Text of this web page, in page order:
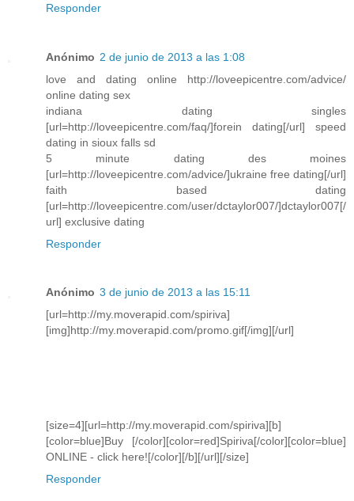
Responder
Anónimo 2 de junio de 2013 a las 1:08
love and dating online http://loveepicentre.com/advice/
online dating sex
indiana dating singles
[url=http://loveepicentre.com/faq/]forein dating[/url] speed
dating in sioux falls sd
5 minute dating des moines
[url=http://loveepicentre.com/advice/]ukraine free dating[/url]
faith based dating
[url=http://loveepicentre.com/user/dctaylor007/]dctaylor007[/
url] exclusive dating
Responder
Anónimo 3 de junio de 2013 a las 15:11
[url=http://my.moverapid.com/spiriva]
[img]http://my.moverapid.com/promo.gif[/img][/url]
[size=4][url=http://my.moverapid.com/spiriva][b]
[color=blue]Buy [/color][color=red]Spiriva[/color][color=blue]
ONLINE - click here![/color][/b][/url][/size]
Responder